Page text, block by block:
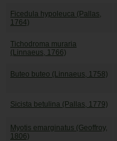
Ficedula hypoleuca (Pallas,
1764)
Tichodroma muraria
(Linnaeus, 1766)
Buteo buteo (Linnaeus, 1758)
Sicista betulina (Pallas, 1779)
Myotis emarginatus (Geoffroy,
1806)